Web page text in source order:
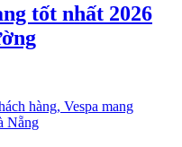
tốt nhất 2026